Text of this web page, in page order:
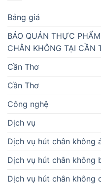
Bảng giá
BẢO QUẢN THỰC
CHÂN KHÔNG TẠI CẦN
Cần Thơ
Cần Thơ
Công nghệ
Dịch vụ
Dịch vụ hút chân không
Dịch vụ hút chân không
Dịch vụ hút chân không